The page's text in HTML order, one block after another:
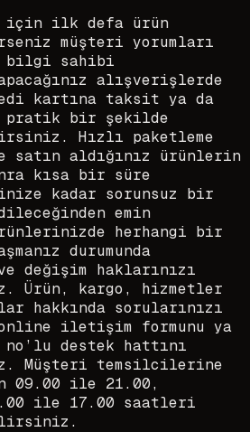
için ilk defa ürün
müşteri yorumları
bilgi sahibi
alışverişlerde
kartına taksit ya da
pratik bir şekilde
Hızlı paketleme
satın aldığınız ürünlerin
kısa bir süre
kadar sorunsuz bir
emin
herhangi bir
durumunda
değişim haklarınızı
Ürün, kargo, hizmetler
hakkında sorularınızı
iletişim formunu ya
no’lu destek hattını
Müşteri temsilcilerine
09.00 ile 21.00,
ile 17.00 saatleri